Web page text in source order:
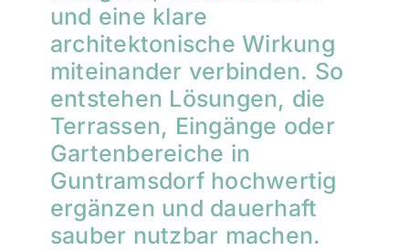
und eine klare
architektonische Wirkung
miteinander verbinden. So
entstehen Lösungen, die
Terrassen, Eingänge oder
Gartenbereiche in
Guntramsdorf hochwertig
ergänzen und dauerhaft
sauber nutzbar machen.